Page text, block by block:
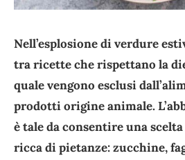
Nell’esplosione di verdure
tra ricette che rispettano la
quale vengono esclusi
prodotti origine animale.
è tale da consentire una
ricca di pietanze: zucchine,